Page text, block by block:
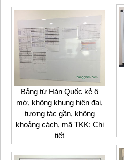
Bảng từ Hàn Quốc kẻ ô
mờ, không khung hiện đại,
tương tác gần, không
khoảng cách, mã TKK: Chi
tiết